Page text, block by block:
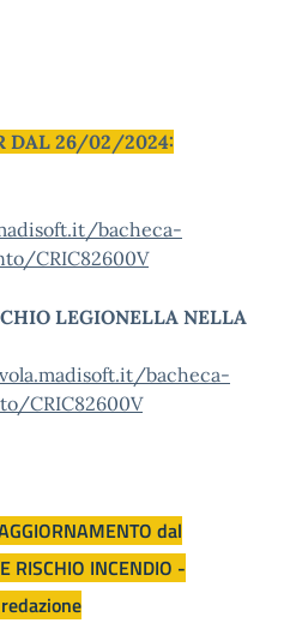
DAL 26/02/2024:
bacheca-
CRIC82600V
LEGIONELLA NELLA
bacheca-
CRIC82600V
dal
INCENDIO -